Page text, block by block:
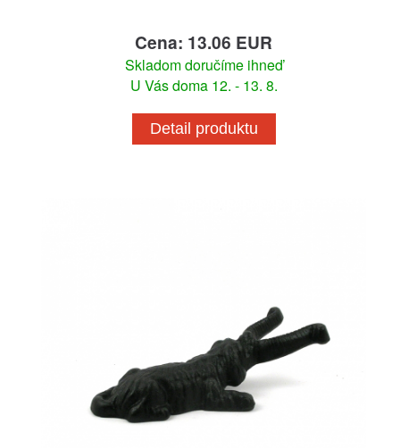
Cena: 13.06 EUR
Skladom doručíme ihneď
U Vás doma 12. - 13. 8.
Detail produktu